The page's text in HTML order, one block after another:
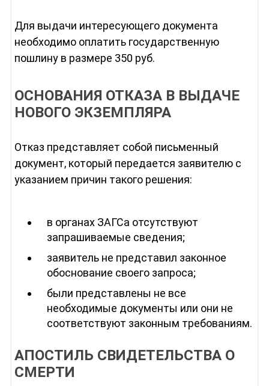
Для выдачи интересующего документа
необходимо оплатить государственную
пошлину в размере 350 руб.
ОСНОВАНИЯ ОТКАЗА В ВЫДАЧЕ
НОВОГО ЭКЗЕМПЛЯРА
Отказ представляет собой письменный
документ, который передается заявителю с
указанием причин такого решения:
в органах ЗАГСа отсутствуют
запрашиваемые сведения;
заявитель не представил законное
обоснование своего запроса;
были представлены не все
необходимые документы или они не
соответствуют законным требованиям.
АПОСТИЛЬ СВИДЕТЕЛЬСТВА О
СМЕРТИ